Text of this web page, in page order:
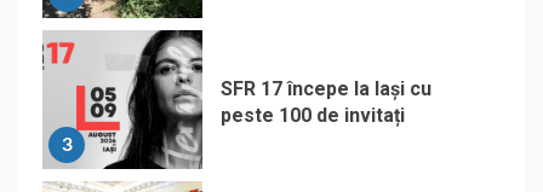
3
SFR 17 începe la Iași cu
peste 100 de invitați